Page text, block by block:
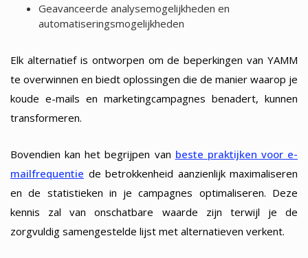
Geavanceerde analysemogelijkheden en
automatiseringsmogelijkheden
Elk alternatief is ontworpen om de beperkingen van YAMM
te overwinnen en biedt oplossingen die de manier waarop je
koude e-mails en marketingcampagnes benadert, kunnen
transformeren.
Bovendien kan het begrijpen van beste praktijken voor e-
mailfrequentie de betrokkenheid aanzienlijk maximaliseren
en de statistieken in je campagnes optimaliseren. Deze
kennis zal van onschatbare waarde zijn terwijl je de
zorgvuldig samengestelde lijst met alternatieven verkent.